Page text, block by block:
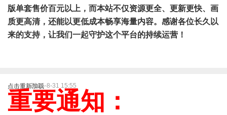
版单套售价百元以上，而本站不仅资源更全、更新更快、画
质更高清，还能以更低成本畅享海量内容。感谢各位长久以
来的支持，让我们一起守护这个平台的持续运营！
点击重新加载2025-8-31 15:55
重要通知：